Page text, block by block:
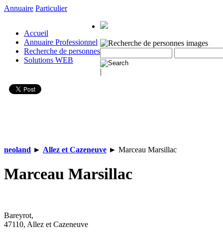
Annuaire Particulier
Accueil
Annuaire Professionnel
Recherche de personnes
Solutions WEB
|
neoland ► Allez et Cazeneuve ► Marceau Marsillac
Marceau Marsillac
Bareyrot,
47110, Allez et Cazeneuve